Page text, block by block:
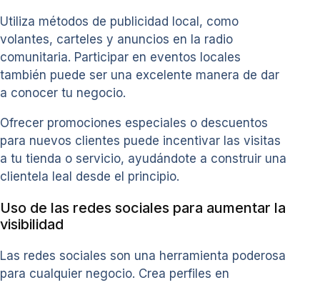
Utiliza métodos de publicidad local, como
volantes, carteles y anuncios en la radio
comunitaria. Participar en eventos locales
también puede ser una excelente manera de dar
a conocer tu negocio.
Ofrecer promociones especiales o descuentos
para nuevos clientes puede incentivar las visitas
a tu tienda o servicio, ayudándote a construir una
clientela leal desde el principio.
Uso de las redes sociales para aumentar la
visibilidad
Las redes sociales son una herramienta poderosa
para cualquier negocio. Crea perfiles en